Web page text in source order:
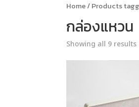
Home/ Products
กล่องแหวน
Showing all 9 results